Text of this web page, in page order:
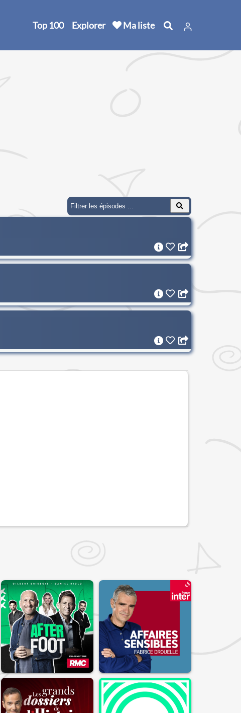
Top 100 Explorer Ma liste